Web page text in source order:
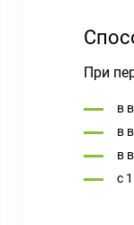
При
в
в
в
с